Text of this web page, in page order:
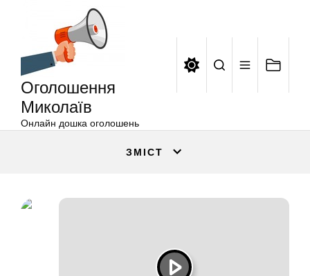
Оголошення
Миколаїв
Онлайн дошка оголошень
ЗМІСТ